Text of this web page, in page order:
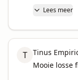
Lees meer
T Tinus
Mooie losse